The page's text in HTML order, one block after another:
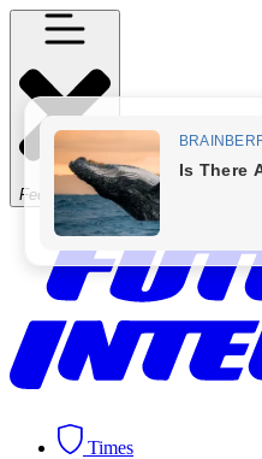
Fechar Menu
Times